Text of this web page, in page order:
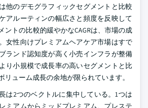
他のデモグラフィックセグメントと比較
アルーティンの幅広さと頻度を反映して
ントの比較的緩やかなCAGRは、市場の成
女性向けプレミアムヘアケア市場はすで
ランド認知度が高く小売インフラが整備
り小規模で成長率の高いセグメントと比
リューム成長の余地が限られています。
は2つのベクトルに集中している。1つは
ミアムからミッドプレミアム、プレステ